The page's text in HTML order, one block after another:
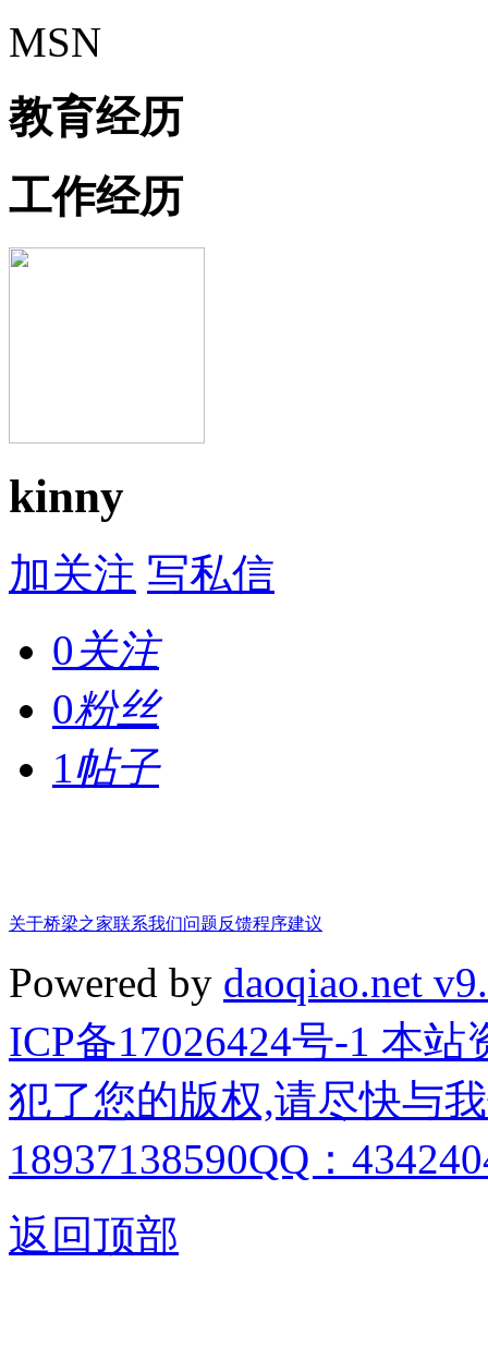
MSN
教育经历
工作经历
kinny
加关注 写私信
0关注
0粉丝
1帖子
关于桥梁之家联系我们问题反馈程序建议
Powered by daoqiao.net
ICP备17026424号-1 本
犯了您的版权,请尽快与
18937138590QQ：
返回顶部